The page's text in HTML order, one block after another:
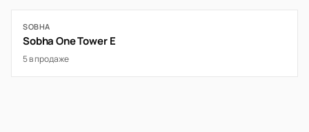
SOBHA
Sobha One Tower E
5 в продаже